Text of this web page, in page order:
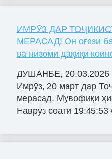
ИМРӮЗ ДАР
МЕРАСАД! Он оғози
ва низоми дақиқи
ДУШАНБЕ, 20.03.2026
Имрӯз, 20 март дар
мерасад. Мувофиқи
Наврӯз соати 19:45:53